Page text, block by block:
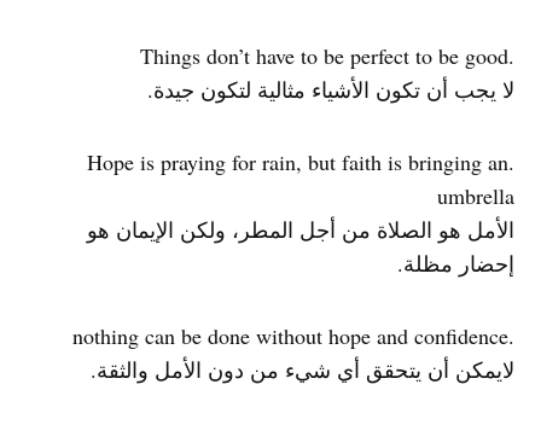
.Things don’t have to be perfect to be good
لا يجب أن تكون الأشياء مثالية لتكون جيدة.
.Hope is praying for rain, but faith is bringing an
umbrella
الأمل هو الصلاة من أجل المطر، ولكن الإيمان هو
إحضار مظلة.
.nothing can be done without hope and confidence
لايمكن أن يتحقق أي شيء من دون الأمل والثقة.